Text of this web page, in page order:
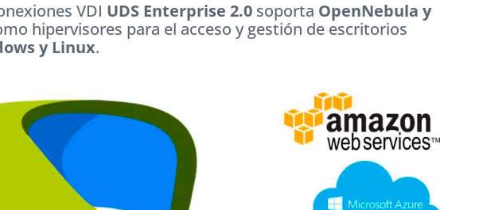
VDI UDS Enterprise 2.0 soporta OpenNebula y
hipervisores para el acceso y gestión de escritorios
y Linux.